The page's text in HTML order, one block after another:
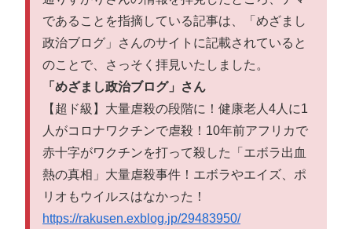
であることを指摘している記事は、「めざまし
政治ブログ」さんのサイトに記載されていると
のことで、さっそく拝見いたしました。
「めざまし政治ブログ」さん
【超ド級】大量虐殺の段階に！健康老人4人に1
人がコロナワクチンで虐殺！10年前アフリカで
赤十字がワクチンを打って殺した「エボラ出血
熱の真相」大量虐殺事件！エボラやエイズ、ポ
リオもウイルスはなかった！
https://rakusen.exblog.jp/29483950/